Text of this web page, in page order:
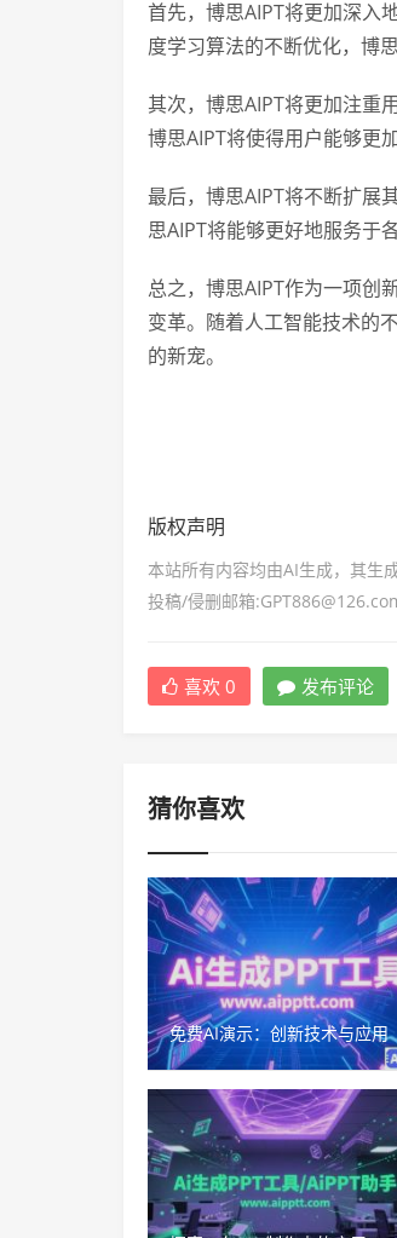
首先，博思AIPT将更加深入
度学习算法的不断优化，博
其次，博思AIPT将更加注重
博思AIPT将使得用户能够更
最后，博思AIPT将不断扩展
思AIPT将能够更好地服务于
总之，博思AIPT作为一项创
变革。随着人工智能技术的
的新宠。
版权声明
本站所有内容均由AI生成，其生
投稿/侵删邮箱
喜欢 0 发布评论
猜你喜欢
免费AI演示：创新技术与应用